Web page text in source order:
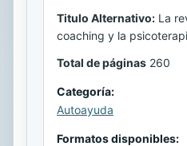
Titulo Alternativo: La
coaching y la
Total de páginas 260
Categoría:
Autoayuda
Formatos disponibles: